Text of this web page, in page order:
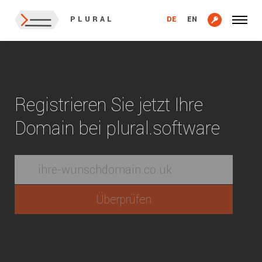
PLURAL DE EN
Registrieren Sie jetzt Ihre
Domain bei plural.software